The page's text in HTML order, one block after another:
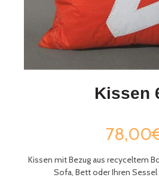
Kissen
Kissen mit Bezug aus recyceltem
Sofa, Bett oder Ihren